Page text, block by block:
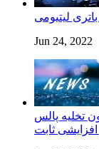
لیتیومی
Jun 24, 2022
تخلیه پالس
افزایشی ثابت